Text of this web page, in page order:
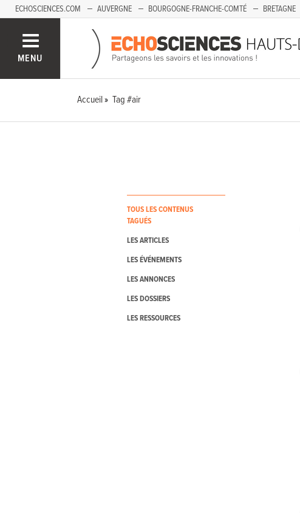
ECHOSCIENCES.COM AUVERGNE BOURGOGNE-FRANCHE-COMTÉ BRETAGNE
SAVOIE MONT-BLANC
MENU
Accueil Tag #air
TOUS LES CONTENUS
TAGUÉS
LES ARTICLES
LES ÉVÉNEMENTS
LES ANNONCES
LES DOSSIERS
LES RESSOURCES